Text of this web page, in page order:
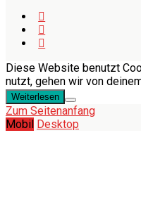
Diese Website benutzt
nutzt, gehen wir von
Weiterlesen
Zum Seitenanfang
Mobil Desktop